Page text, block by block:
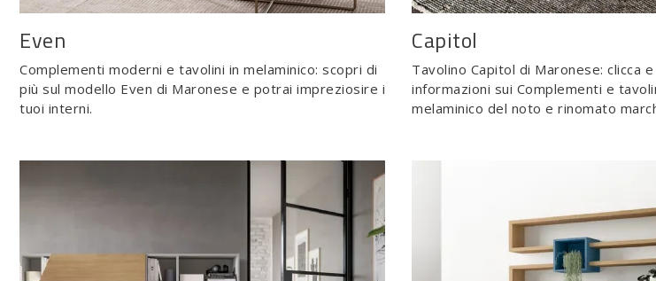
Even
Complementi moderni e tavolini in melaminico: scopri di
più sul modello Even di Maronese e potrai impreziosire i
tuoi interni.
Capitol
Tavolino Capitol di Maronese: clicca
informazioni sui Complementi e
melaminico del noto e rinomato